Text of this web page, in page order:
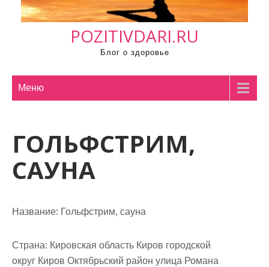
POZITIVDARI.RU
Блог о здоровье
Меню
ГОЛЬФСТРИМ,
САУНА
Название: Гольфстрим, сауна
Страна: Кировская область Киров городской
округ Киров Октябрьский район улица Романа